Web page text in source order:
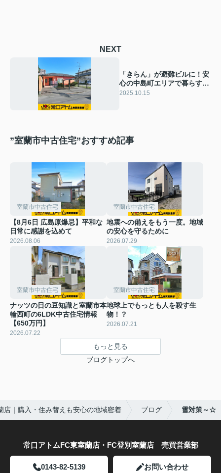
NEXT
「きらん」が避難ビルに！安
心の中島町エリアで暮らすと
いう選択
2025.10.15
”室蘭市中古住宅”おすすめ記事
室蘭市中古住宅
【8月6日 広島原爆忌】平和な
日常に感謝を込めて
2026.08.06
室蘭市中古住宅
地震への備えをもう一度。地域
の安心を守るために
2026.07.29
室蘭市中古住宅
ナッツの日の豆知識と室蘭市本
輪西町の6LDK中古住宅情報
【650万円】
2026.07.22
室蘭市中古住宅
地球上でもっとも人を殺す生
物！？
2026.07.21
もっと見る
ブログトップへ
｜購入・住み替えも安心の地域密着 ブログ 雪対策～☆
常口アトムFC東室蘭店・FC登別室蘭店 売買営業部
0143-82-5139 お問い合わせ